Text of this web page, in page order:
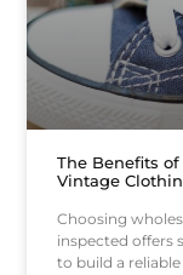
The Benefits
Vintage
Choosing
inspected offers
to build a